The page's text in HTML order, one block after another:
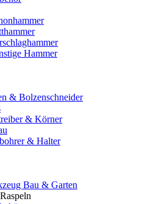
Hammer
& Bolzenschneider
& Körner
& Halter
Bau & Garten